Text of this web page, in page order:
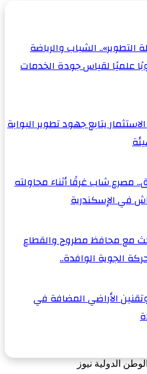
الشباب والرياضة
علميًا لقياس جودة الخدمات
يتابع جهود تطوير البوابة
مصرع شاب غرقًا أثناء محاولته
في الإسكندرية
مع محافظ مطروح والقطاع
الجوية الوافدة..
الأراضي المضافة في
الدولية نيوز